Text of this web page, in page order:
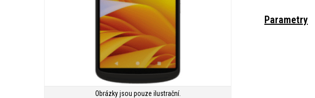
Obrázky jsou pouze ilustrační.
Parametry